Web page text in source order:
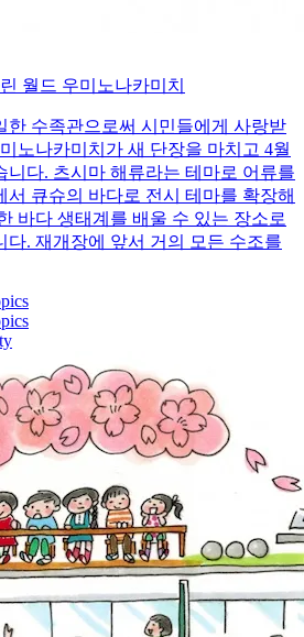
월드 우미노나카미치
한 수족관으로써 시민들에게 사랑받
노나카미치가 새 단장을 마치고 4월
니다. 츠시마 해류라는 테마로 어류를
서 큐슈의 바다로 전시 테마를 확장해
바다 생태계를 배울 수 있는 장소로
다. 재개장에 앞서 거의 모든 수조를